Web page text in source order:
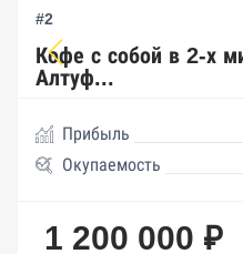
#2
Кофе с собой в 2-х
Алтуф...
Прибыль
Окупаемость
1 200 000 ₽